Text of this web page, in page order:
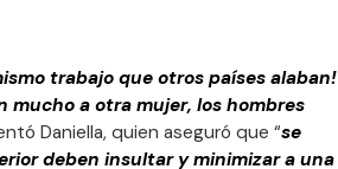
trabajo que otros países alaban!
mucho a otra mujer, los hombres
Daniella, quien aseguró que “se
deben insultar y minimizar a una